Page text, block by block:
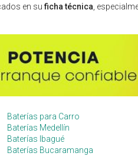
en suficha técnica ,
Baterías para Carro
Baterías Medellín
Baterías Ibagué
Baterías Bucaramanga